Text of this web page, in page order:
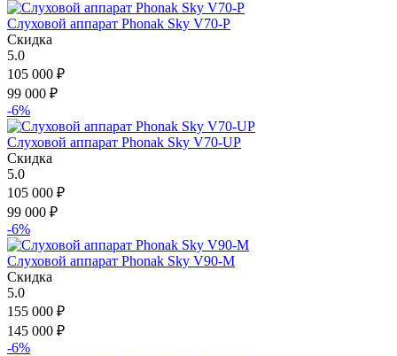
Слуховой аппарат Phonak Sky V70-P
Скидка
5.0
105 000 ₽
99 000 ₽
-6%
Слуховой аппарат Phonak Sky V70-UP
Скидка
5.0
105 000 ₽
99 000 ₽
-6%
Слуховой аппарат Phonak Sky V90-M
Скидка
5.0
155 000 ₽
145 000 ₽
-6%